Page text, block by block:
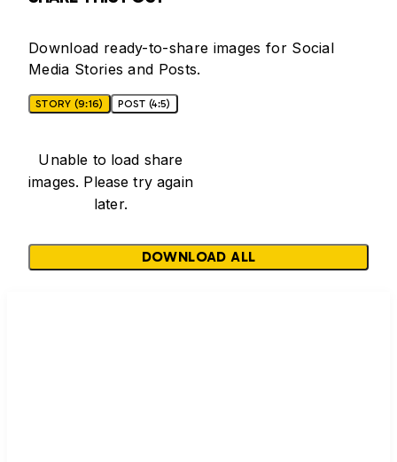
Download ready-to-share images for Social
Media Stories and Posts.
STORY (9:16) POST (4:5)
Unable to load share
images. Please try again
later.
DOWNLOAD ALL